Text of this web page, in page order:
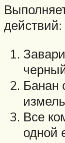
действий:
Банан
Все
одной